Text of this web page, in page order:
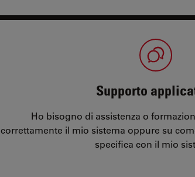
Supporto
Ho bisogno di assistenza o
correttamente il mio sistema oppure su
specifica con il mio